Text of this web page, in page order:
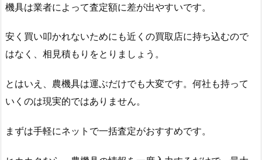
機具は業者によって査定額に差が出やすいです。
安く買い叩かれないためにも近くの買取店に持ち込むので
はなく、相見積もりをとりましょう。
とはいえ、農機具は運ぶだけでも大変です。何社も持って
いくのは現実的ではありません。
まずは手軽にネットで一括査定がおすすめです。